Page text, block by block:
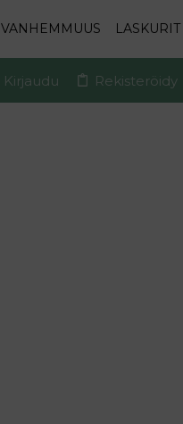
VANHEMMUUS LASKURIT
Kirjaudu Rekisteröidy